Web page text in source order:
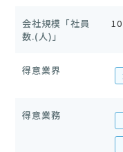
会社規模「社員
数.(人)」
得意業界
得意業務